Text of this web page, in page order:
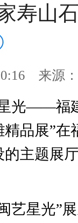
寿山
来源
光——福
品展”在
主题展
星光”展